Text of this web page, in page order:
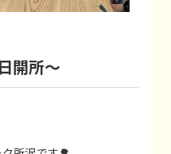
開所～